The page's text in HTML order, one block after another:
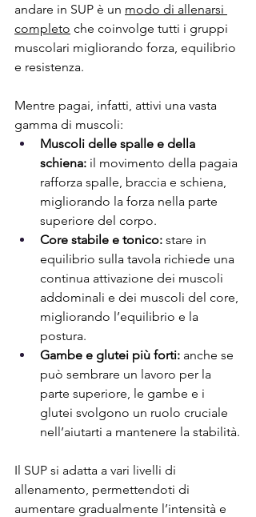
andare in SUP è un modo di allenarsi
completo che coinvolge tutti i gruppi
muscolari migliorando forza, equilibrio
e resistenza.
Mentre pagai, infatti, attivi una vasta
gamma di muscoli:
Muscoli delle spalle e della
schiena: il movimento della pagaia
rafforza spalle, braccia e schiena,
migliorando la forza nella parte
superiore del corpo.
Core stabile e tonico: stare in
equilibrio sulla tavola richiede una
continua attivazione dei muscoli
addominali e dei muscoli del core,
migliorando l’equilibrio e la
postura.
Gambe e glutei più forti: anche se
può sembrare un lavoro per la
parte superiore, le gambe e i
glutei svolgono un ruolo cruciale
nell’aiutarti a mantenere la stabilità.
Il SUP si adatta a vari livelli di
allenamento, permettendoti di
aumentare gradualmente l’intensità e